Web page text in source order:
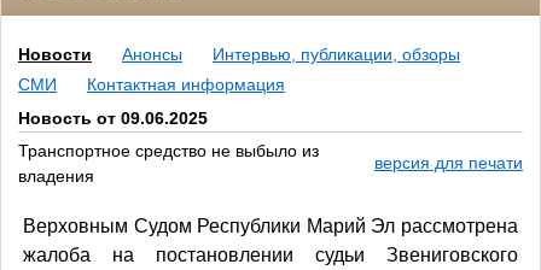
Новости Анонсы
Интервью, публикации, обзоры
СМИ
Контактная информация
Новость от 09.06.2025
Транспортное средство не выбыло из
владения
версия для печати
Верховным Судом Республики Марий Эл рассмотрена
жалоба на постановлении судьи Звениговского